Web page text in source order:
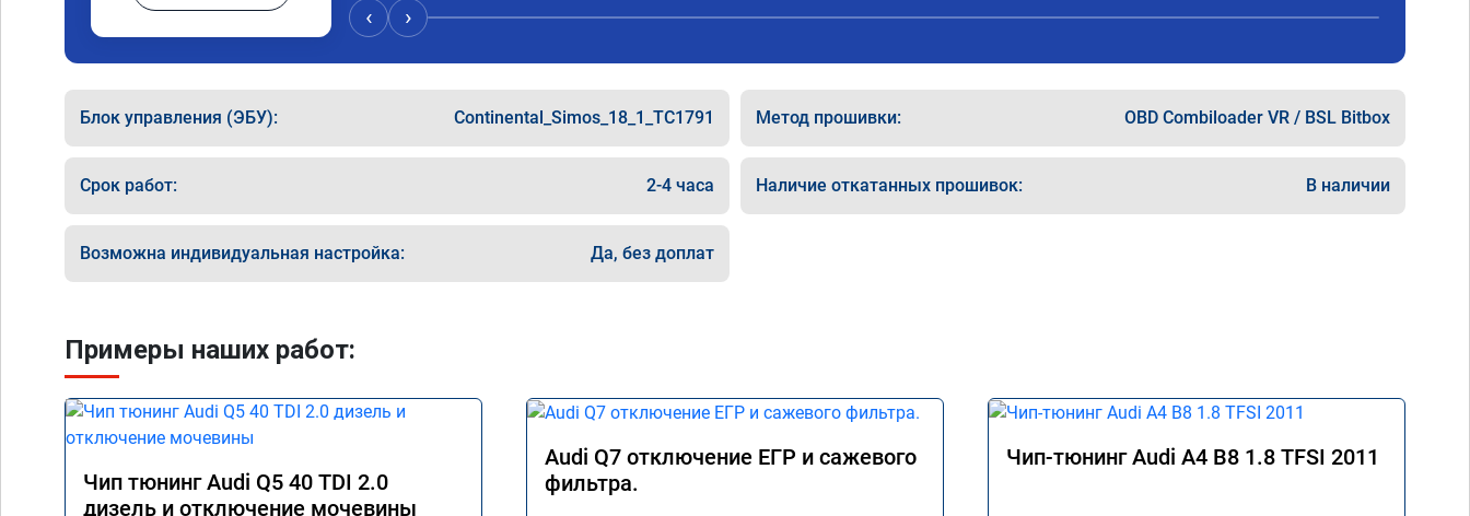
знаю,куда ехать в случае поломки
авто.Однозначно рекомендую Алексея
‹ ›
Блок управления (ЭБУ): Continental_Simos_18_1_TC1791 Метод прошивки: OBD Combiloader VR / BSL Bitbox
Срок работ: 2-4 часа Наличие откатанных прошивок: В наличии
Возможна индивидуальная настройка: Да, без доплат
Примеры наших работ:
Чип тюнинг Audi Q5 40 TDI 2.0
дизель и отключение мочевины
Audi Q7 отключение ЕГР и сажевого
фильтра.
Чип-тюнинг Audi A4 B8 1.8 TFSI 2011